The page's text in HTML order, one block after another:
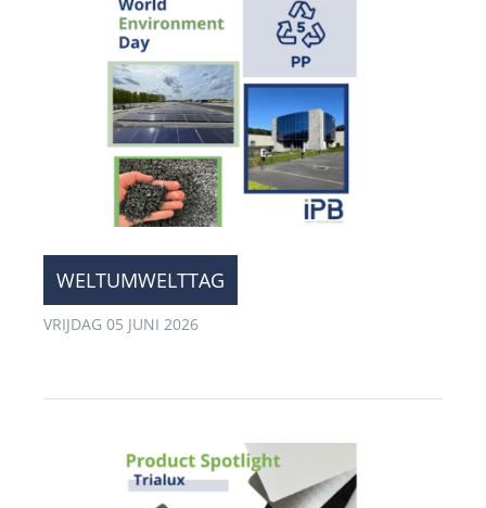
WELTUMWELTTAG
VRIJDAG 05 JUNI 2026